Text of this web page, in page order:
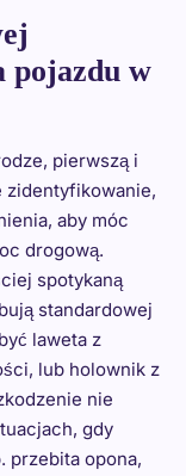
pojazdu w
pierwszą i
zidentyfikowanie,
aby móc
drogową.
spotykaną
standardowej
laweta z
lub holownik z
nie
gdy
przebita opona,